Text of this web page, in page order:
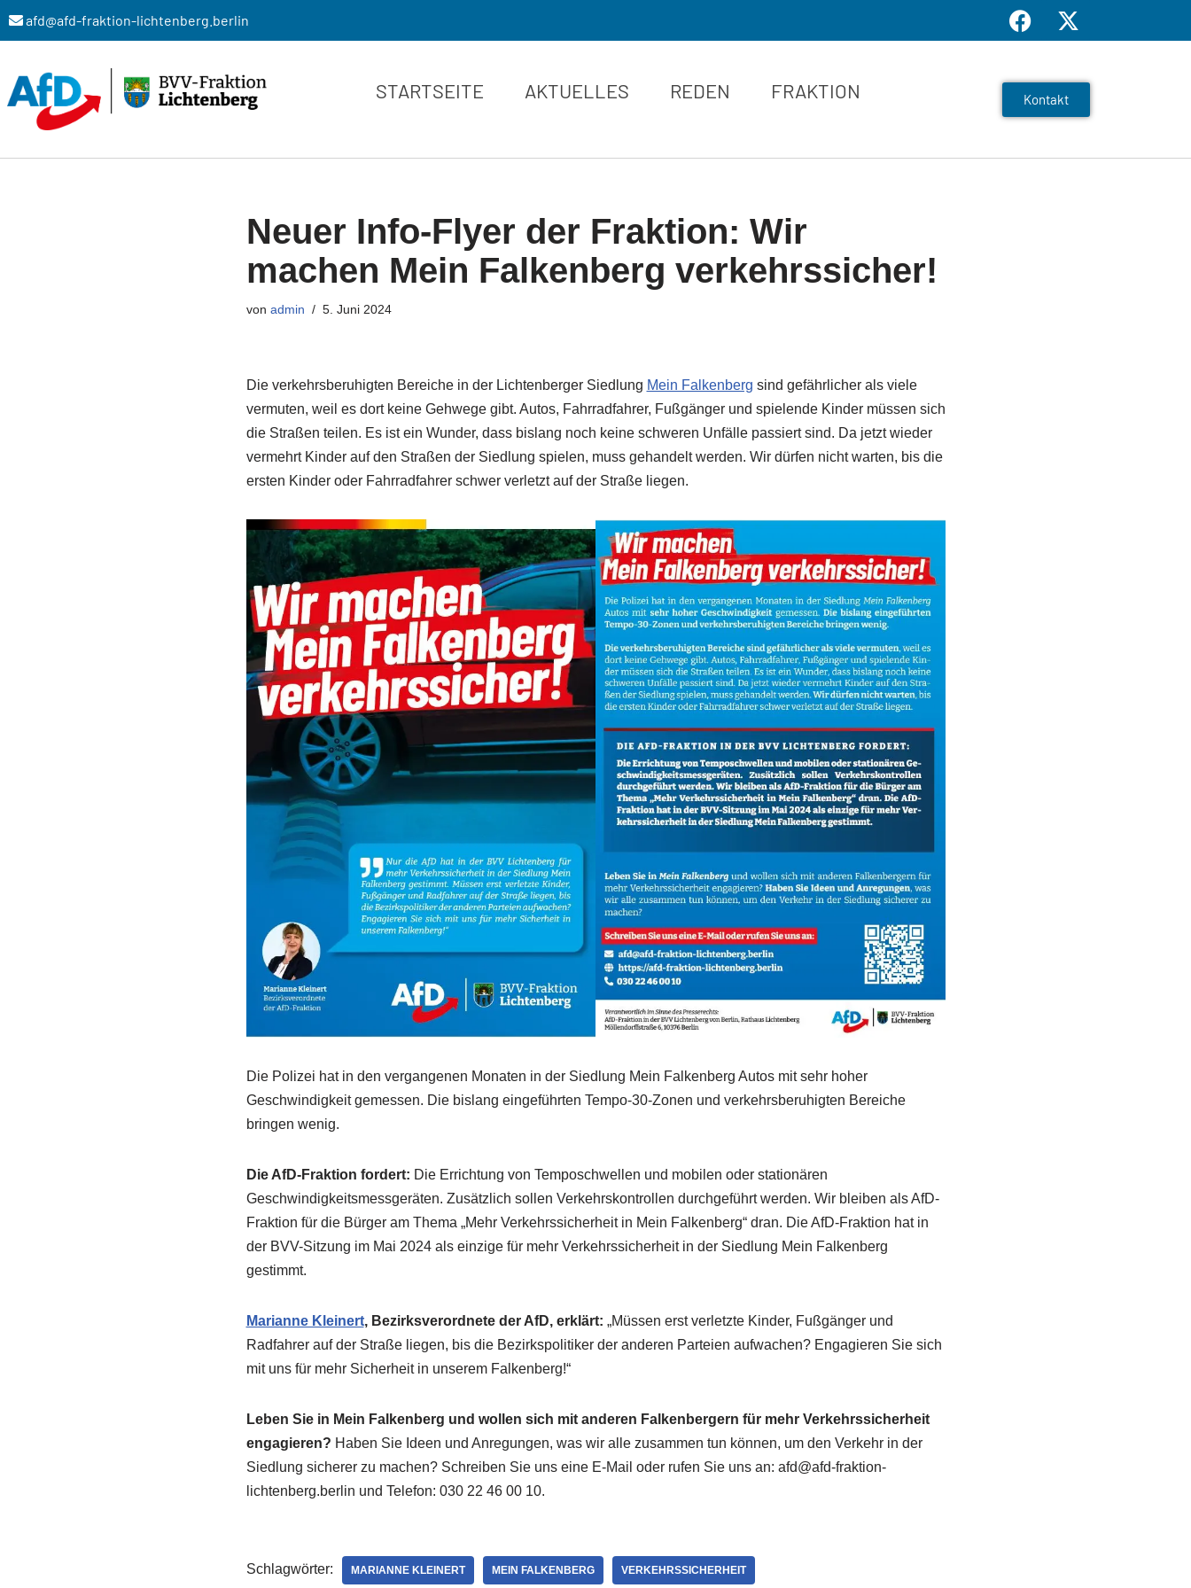
Inhalt
springen
afd@afd-fraktion-lichtenberg.berlin
STARTSEITE AKTUELLES REDEN FRAKTION Kontakt
Neuer Info-Flyer der Fraktion: Wir
machen Mein Falkenberg verkehrssicher!
von admin 5. Juni 2024
Die verkehrsberuhigten Bereiche in der Lichtenberger Siedlung Mein Falkenberg sind gefährlicher als viele
vermuten, weil es dort keine Gehwege gibt. Autos, Fahrradfahrer, Fußgänger und spielende Kinder müssen sich
die Straßen teilen. Es ist ein Wunder, dass bislang noch keine schweren Unfälle passiert sind. Da jetzt wieder
vermehrt Kinder auf den Straßen der Siedlung spielen, muss gehandelt werden. Wir dürfen nicht warten, bis die
ersten Kinder oder Fahrradfahrer schwer verletzt auf der Straße liegen.
Die Polizei hat in den vergangenen Monaten in der Siedlung Mein Falkenberg Autos mit sehr hoher
Geschwindigkeit gemessen. Die bislang eingeführten Tempo-30-Zonen und verkehrsberuhigten Bereiche
bringen wenig.
Die AfD-Fraktion fordert: Die Errichtung von Temposchwellen und mobilen oder stationären
Geschwindigkeitsmessgeräten. Zusätzlich sollen Verkehrskontrollen durchgeführt werden. Wir bleiben als AfD-
Fraktion für die Bürger am Thema „Mehr Verkehrssicherheit in Mein Falkenberg“ dran. Die AfD-Fraktion hat in
der BVV-Sitzung im Mai 2024 als einzige für mehr Verkehrssicherheit in der Siedlung Mein Falkenberg
gestimmt.
Marianne Kleinert, Bezirksverordnete der AfD, erklärt: „Müssen erst verletzte Kinder, Fußgänger und
Radfahrer auf der Straße liegen, bis die Bezirkspolitiker der anderen Parteien aufwachen? Engagieren Sie sich
mit uns für mehr Sicherheit in unserem Falkenberg!“
Leben Sie in Mein Falkenberg und wollen sich mit anderen Falkenbergern für mehr Verkehrssicherheit
engagieren? Haben Sie Ideen und Anregungen, was wir alle zusammen tun können, um den Verkehr in der
Siedlung sicherer zu machen? Schreiben Sie uns eine E-Mail oder rufen Sie uns an: afd@afd-fraktion-
lichtenberg.berlin und Telefon: 030 22 46 00 10.
Schlagwörter: MARIANNE KLEINERT MEIN FALKENBERG VERKEHRSSICHERHEIT